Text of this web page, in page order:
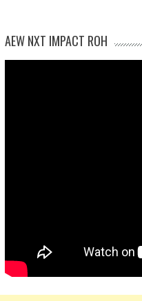
AEW NXT IMPACT ROH